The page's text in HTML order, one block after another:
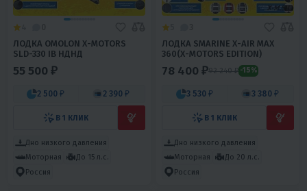
ЛОДКА OMOLON X-MOTORS
SLD-330 IB НДНД
55 500 ₽
2 500 ₽ 2 390 ₽
В 1 КЛИК
Дно низкого давления
Моторная
До 15 л.с.
Россия
ЛОДКА SMARINE X-AIR MAX
360(X-MOTORS EDITION)
78 400 ₽92 240 ₽ -15%
3 530 ₽ 3 380 ₽
В 1 КЛИК
Дно низкого давления
Моторная
До 20 л.с.
Россия